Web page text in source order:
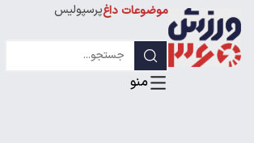
موضوعات داغپرسپولیس
لیگ قهرمانان